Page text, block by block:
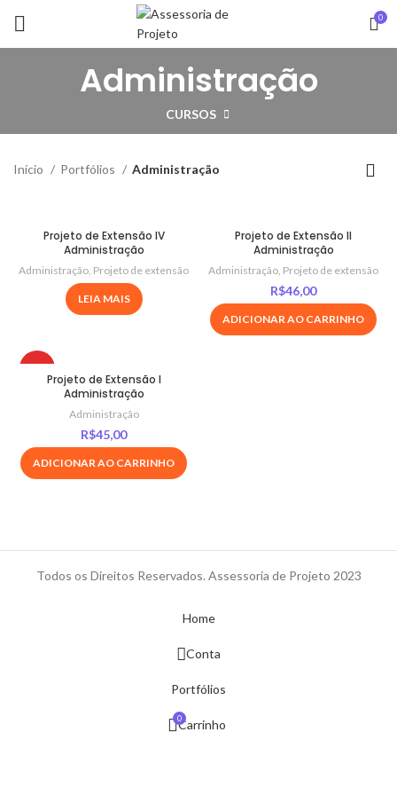
0
Administração
CURSOS
Início Portfólios Administração
Projeto de Extensão IV
Administração
Administração, Projeto de extensão
LEIA MAIS
Projeto de Extensão II
Administração
Administração, Projeto de extensão
R$46,00
ADICIONAR AO CARRINHO
Projeto de Extensão I
Administração
Administração
R$45,00
ADICIONAR AO CARRINHO
Todos os Direitos Reservados. Assessoria de Projeto 2023
Home
Conta
Portfólios
0Carrinho